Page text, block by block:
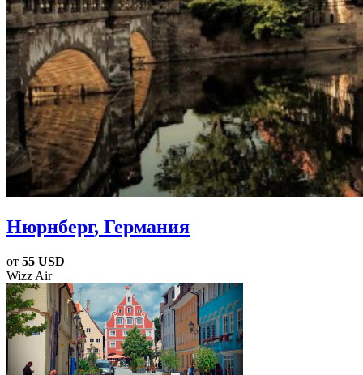
Нюрнберг, Германия
от 55 USD
Wizz Air